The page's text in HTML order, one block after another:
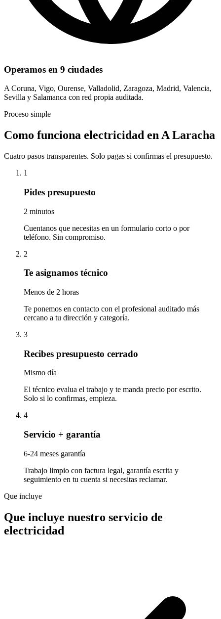
Operamos en 9 ciudades
A Coruna, Vigo, Ourense, Valladolid, Zaragoza, Madrid, Valencia,
Sevilla y Salamanca con red propia auditada.
Proceso simple
Como funciona electricidad en A Laracha
Cuatro pasos transparentes. Solo pagas si confirmas el presupuesto.
1
Pides presupuesto
2 minutos
Cuentanos que necesitas en un formulario corto o por
teléfono. Sin compromiso.
2
Te asignamos técnico
Menos de 2 horas
Te ponemos en contacto con el profesional auditado más
cercano a tu dirección y categoría.
3
Recibes presupuesto cerrado
Mismo día
El técnico evalua el trabajo y te manda precio por escrito.
Solo si lo confirmas, empieza.
4
Servicio + garantía
6-24 meses garantía
Trabajo limpio con factura legal, garantía escrita y
seguimiento en tu cuenta si necesitas reclamar.
Que incluye
Que incluye nuestro servicio de
electricidad